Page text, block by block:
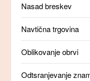
Nasad breskev
Navtična trgovina
Oblikovanje obrvi
Odtsranjevanje